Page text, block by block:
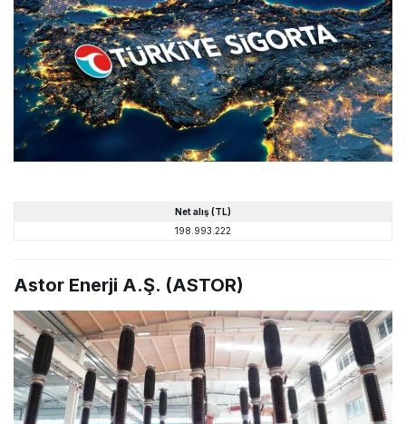
Net alış (TL)
198.993.222
Astor Enerji A.Ş. (ASTOR)